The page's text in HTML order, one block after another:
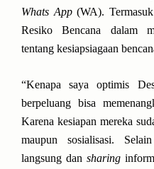
Whats App(WA). Termasuk
Resiko Bencana dalam
tentang kesiapsiagaan
“Kenapa saya optimis
berpeluang bisa
Karena kesiapan mereka
maupun sosialisasi.
langsung dan sharing